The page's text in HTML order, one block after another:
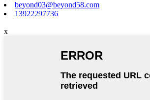
beyond03@beyond58.com
13922297736
x